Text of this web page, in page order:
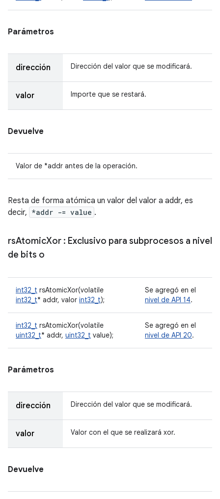
Parámetros
dirección Dirección del valor que se modificará.
valor Importe que se restará.
Devuelve
Valor de *addr antes de la operación.
Resta de forma atómica un valor del valor a addr, es
decir, *addr -= value .
rsAtomicXor : Exclusivo para subprocesos a nivel
de bits o
int32_t rsAtomicXor(volatile
int32_t* addr, valor int32_t);
Se agregó en el
nivel de API 14.
int32_t rsAtomicXor(volatile
uint32_t* addr, uint32_t value);
Se agregó en el
nivel de API 20.
Parámetros
dirección Dirección del valor que se modificará.
valor Valor con el que se realizará xor.
Devuelve